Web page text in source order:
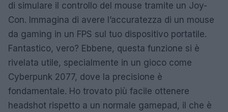
di simulare il controllo del mouse tramite un Joy-
Con. Immagina di avere l’accuratezza di un mouse
da gaming in un FPS sul tuo dispositivo portatile.
Fantastico, vero? Ebbene, questa funzione si è
rivelata utile, specialmente in un gioco come
Cyberpunk 2077, dove la precisione è
fondamentale. Ho trovato più facile ottenere
headshot rispetto a un normale gamepad, il che è